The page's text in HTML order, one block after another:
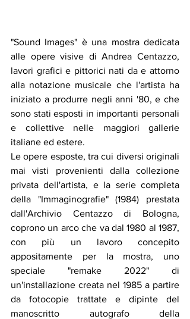
"Sound Images" è una mostra dedicata
alle opere visive di Andrea Centazzo,
lavori grafici e pittorici nati da e attorno
alla notazione musicale che l'artista ha
iniziato a produrre negli anni '80, e che
sono stati esposti in importanti personali
e collettive nelle maggiori gallerie
italiane ed estere.
Le opere esposte, tra cui diversi originali
mai visti provenienti dalla collezione
privata dell'artista, e la serie completa
della "Immaginografie" (1984) prestata
dall'Archivio Centazzo di Bologna,
coprono un arco che va dal 1980 al 1987,
con più un lavoro concepito
appositamente per la mostra, uno
speciale "remake 2022" di
un'installazione creata nel 1985 a partire
da fotocopie trattate e dipinte del
manoscritto autografo della